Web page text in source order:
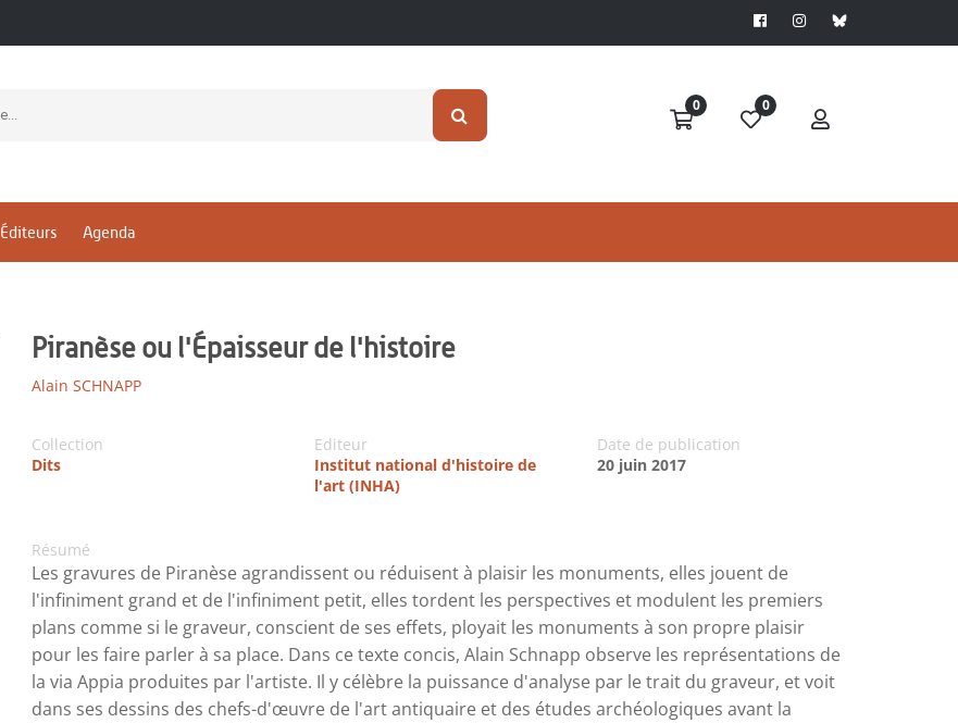
0 0
Éditeurs Agenda
Piranèse ou l'Épaisseur de l'histoire
Alain SCHNAPP
Collection
Dits
Editeur
Institut national d'histoire de
l'art (INHA)
Date de publication
20 juin 2017
Résumé
Les gravures de Piranèse agrandissent ou réduisent à plaisir les monuments, elles jouent de
l'infiniment grand et de l'infiniment petit, elles tordent les perspectives et modulent les premiers
plans comme si le graveur, conscient de ses effets, ployait les monuments à son propre plaisir
pour les faire parler à sa place. Dans ce texte concis, Alain Schnapp observe les représentations de
la via Appia produites par l'artiste. Il y célèbre la puissance d'analyse par le trait du graveur, et voit
dans ses dessins des chefs-d'œuvre de l'art antiquaire et des études archéologiques avant la